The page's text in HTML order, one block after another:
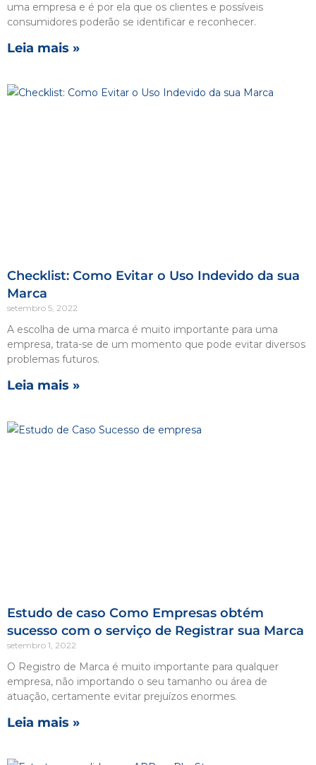
uma empresa e é por ela que os clientes e possíveis
consumidores poderão se identificar e reconhecer.
Leia mais »
Checklist: Como Evitar o Uso Indevido da sua
Marca
setembro 5, 2022
A escolha de uma marca é muito importante para uma
empresa, trata-se de um momento que pode evitar diversos
problemas futuros.
Leia mais »
Estudo de caso Como Empresas obtém
sucesso com o serviço de Registrar sua Marca
setembro 1, 2022
O Registro de Marca é muito importante para qualquer
empresa, não importando o seu tamanho ou área de
atuação, certamente evitar prejuízos enormes.
Leia mais »